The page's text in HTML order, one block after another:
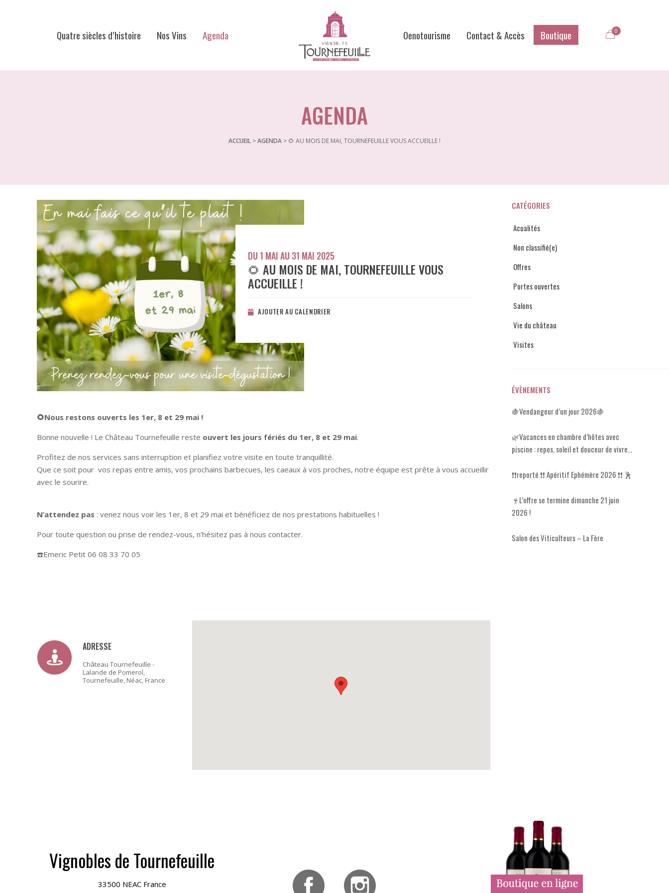
Quatre siècles d’histoire Nos Vins Agenda Oenotourisme Contact & Accès Boutique 0
AGENDA
ACCUEIL >AGENDA >🌻 AU MOIS DE MAI, TOURNEFEUILLE VOUS ACCUEILLE !
DU 1 MAI AU 31 MAI 2025
🌻 AU MOIS DE MAI, TOURNEFEUILLE VOUS
ACCUEILLE !
AJOUTER AU CALENDRIER
🌻Nous restons ouverts les 1er, 8 et 29 mai !
Bonne nouvelle ! Le Château Tournefeuille reste ouvert les jours fériés du 1er, 8 et 29 mai.
Profitez de nos services sans interruption et planifiez votre visite en toute tranquillité.
Que ce soit pour vos repas entre amis, vos prochains barbecues, les caeaux à vos proches, notre équipe est prête à vous accueillir
avec le sourire.
N’attendez pas : venez nous voir les 1er, 8 et 29 mai et bénéficiez de nos prestations habituelles !
Pour toute question ou prise de rendez-vous, n’hésitez pas à nous contacter.
☎️Emeric Petit 06 08 33 70 05
ADRESSE
Château Tournefeuille -
Lalande de Pomerol,
Tournefeuille, Néac, France
CATÉGORIES
Acualités
Non classifié(e)
Offres
Portes ouvertes
Salons
Vie du château
Visites
ÉVÈNEMENTS
🍇Vendangeur d’un jour 2026🍇
🌿Vacances en chambre d’hôtes avec
piscine : repos, soleil et douceur de vivre…
❗​❗​reporté ❗​❗ Apéritif Ephémère 2026 ❗​❗​ 🕺
🍷L’offre se termine dimanche 21 juin
2026 !
Salon des Viticulteurs – La Fère
Vignobles de Tournefeuille
33500 NEAC France